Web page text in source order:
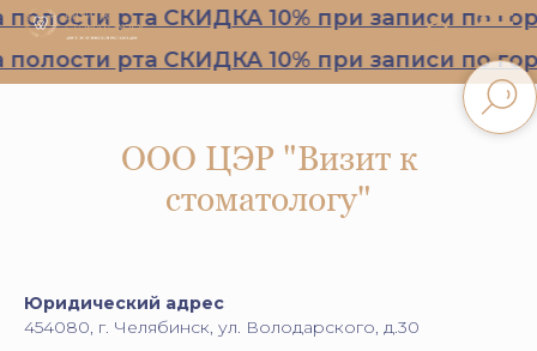
рта СКИДКА 10% при записи по
рта СКИДКА 10% при записи по
ООО ЦЭР "Визит к
стоматологу"
Юридический адрес
454080, г. Челябинск, ул. Володарского, д.30